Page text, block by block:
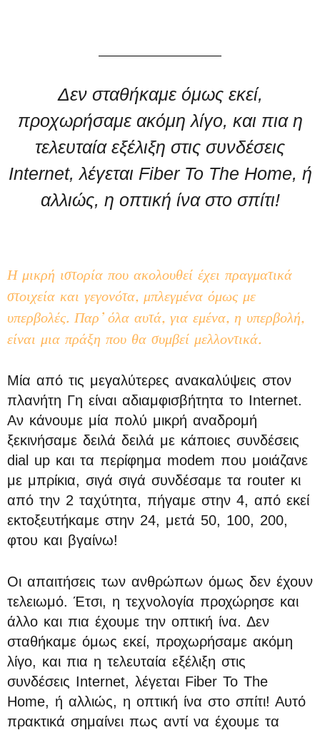
Δεν σταθήκαμε όμως εκεί,
προχωρήσαμε ακόμη λίγο, και πια η
τελευταία εξέλιξη στις συνδέσεις
Internet, λέγεται Fiber To The Home, ή
αλλιώς, η οπτική ίνα στο σπίτι!
Η μικρή ιστορία που ακολουθεί έχει πραγματικά
στοιχεία και γεγονότα, μπλεγμένα όμως με
υπερβολές. Παρ’ όλα αυτά, για εμένα, η υπερβολή,
είναι μια πράξη που θα συμβεί μελλοντικά.
Μία από τις μεγαλύτερες ανακαλύψεις στον
πλανήτη Γη είναι αδιαμφισβήτητα το Internet.
Αν κάνουμε μία πολύ μικρή αναδρομή
ξεκινήσαμε δειλά δειλά με κάποιες συνδέσεις
dial up και τα περίφημα modem που μοιάζανε
με μπρίκια, σιγά σιγά συνδέσαμε τα router κι
από την 2 ταχύτητα, πήγαμε στην 4, από εκεί
εκτοξευτήκαμε στην 24, μετά 50, 100, 200,
φτου και βγαίνω!
Οι απαιτήσεις των ανθρώπων όμως δεν έχουν
τελειωμό. Έτσι, η τεχνολογία προχώρησε και
άλλο και πια έχουμε την οπτική ίνα. Δεν
σταθήκαμε όμως εκεί, προχωρήσαμε ακόμη
λίγο, και πια η τελευταία εξέλιξη στις
συνδέσεις Internet, λέγεται Fiber To The
Home, ή αλλιώς, η οπτική ίνα στο σπίτι! Αυτό
πρακτικά σημαίνει πως αντί να έχουμε τα